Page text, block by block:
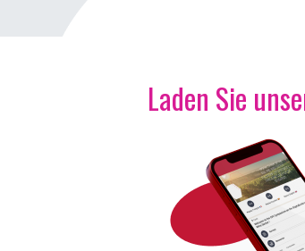
Laden Sie